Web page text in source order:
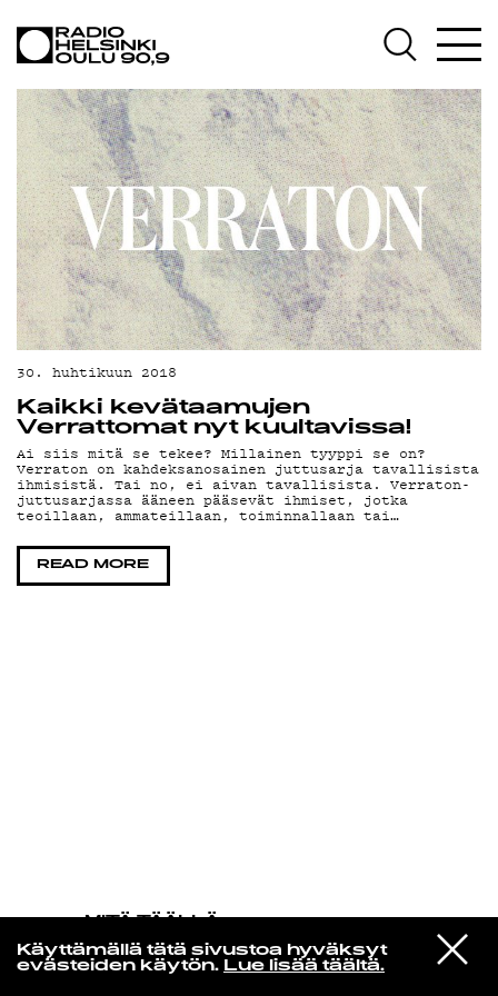
Käyttämällä tätä sivustoa hyväksyt
evästeiden käytön. Lue lisää täältä.
VIESTI
STUDIOON
MITÄ TÄÄLLÄ
Sofia Kourtesis
Habla Con Ella
AJANKOHTAISTA
OHJELMAT
TEKIJÄT
ON-DEMAND
PODCAST
MAINOSTA
YHTEYSTIEDOT
G LIVELAB
YSTÄVÄKLUBI
TIETOSUOJA
KIRJAUDU SISÄÄN
30. huhtikuun 2018
Kaikki kevätaamujen
Verrattomat nyt kuultavissa!
Ai siis mitä se tekee? Millainen tyyppi se on?
Verraton on kahdeksanosainen juttusarja tavallisista
ihmisistä. Tai no, ei aivan tavallisista. Verraton-
juttusarjassa ääneen pääsevät ihmiset, jotka
teoillaan, ammateillaan, toiminnallaan tai…
READ MORE